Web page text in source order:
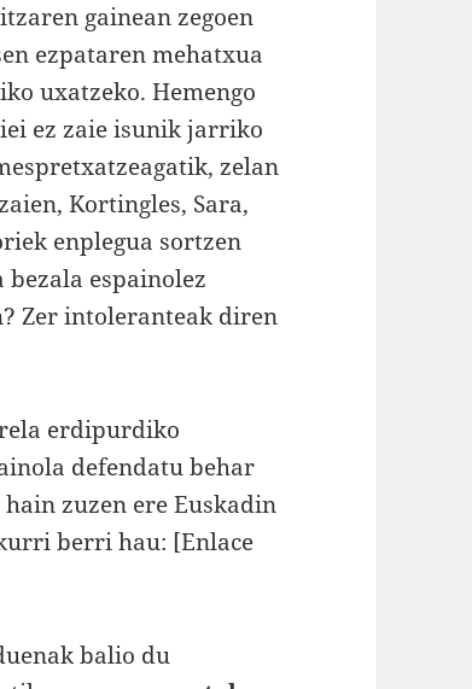
gainean zegoen
ezpataren mehatxua
uxatzeko. Hemengo
ez zaie isunik jarriko
zelan
Kortingles, Sara,
enplegua sortzen
espainolez
Zer intoleranteak diren
erdipurdiko
defendatu behar
zuzen ere Euskadin
berri hau: [Enlace
balio du